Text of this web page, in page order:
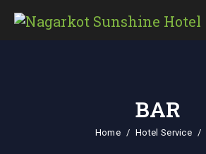
BAR
Home Hotel Service